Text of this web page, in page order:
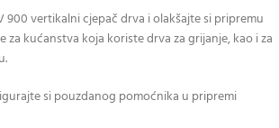
900 vertikalni cjepač drva i olakšajte si pripremu
za kućanstva koja koriste drva za grijanje, kao i za
si pouzdanog pomoćnika u pripremi